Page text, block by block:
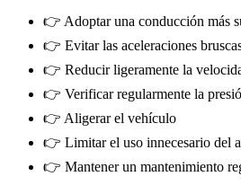
👉 Evitar las aceleraciones
👉 Reducir ligeramente la
👉 Verificar regularmente la
👉 Aligerar el vehículo
👉 Limitar el uso innecesario del
👉 Mantener un mantenimiento